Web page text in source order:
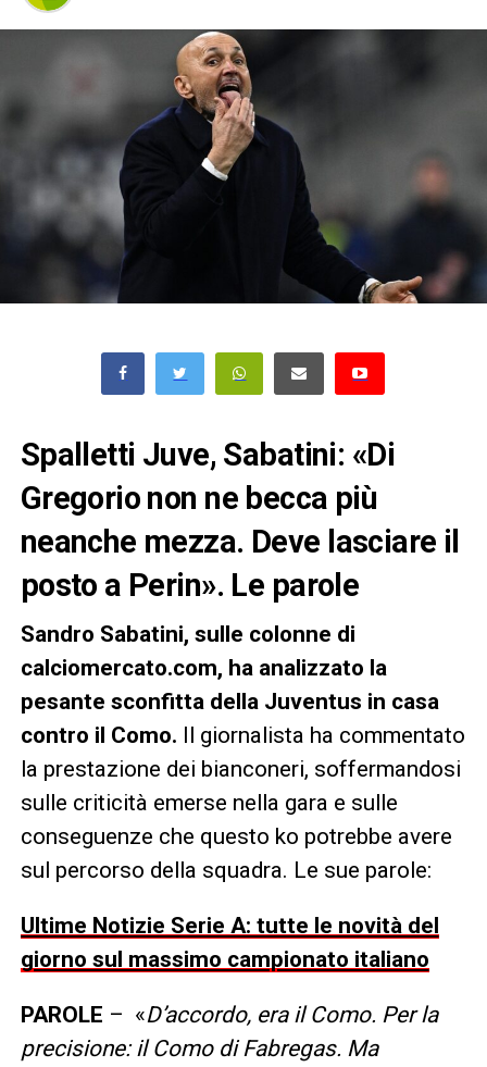
Spalletti Juve, Sabatini: «Di
Gregorio non ne becca più
neanche mezza. Deve lasciare il
posto a Perin». Le parole
Sandro Sabatini, sulle colonne di
calciomercato.com, ha analizzato la
pesante sconfitta della Juventus in casa
contro il Como. Il giornalista ha commentato
la prestazione dei bianconeri, soffermandosi
sulle criticità emerse nella gara e sulle
conseguenze che questo ko potrebbe avere
sul percorso della squadra. Le sue parole:
Ultime Notizie Serie A: tutte le novità del
giorno sul massimo campionato italiano
PAROLE – «D’accordo, era il Como. Per la
precisione: il Como di Fabregas. Ma